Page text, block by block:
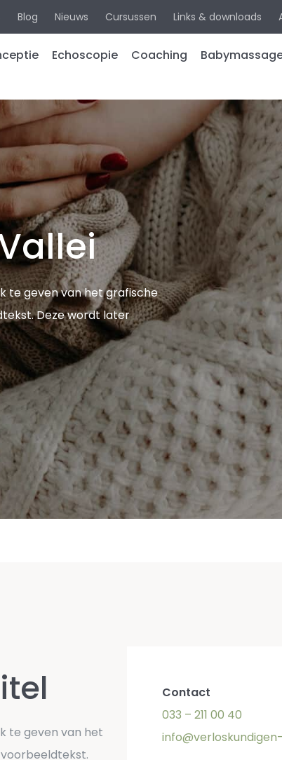
Blog Nieuws Cursussen Links & downloads
Echoscopie
Medische
echo’s
Pretecho’s
Coaching
Algemene
informatie
Verwerken
miskraam/bevalling
EMDR
Reviews
Tarieven
te geven van het grafische
Deze wordt later
te geven van het
Contact
033 – 211 00 40